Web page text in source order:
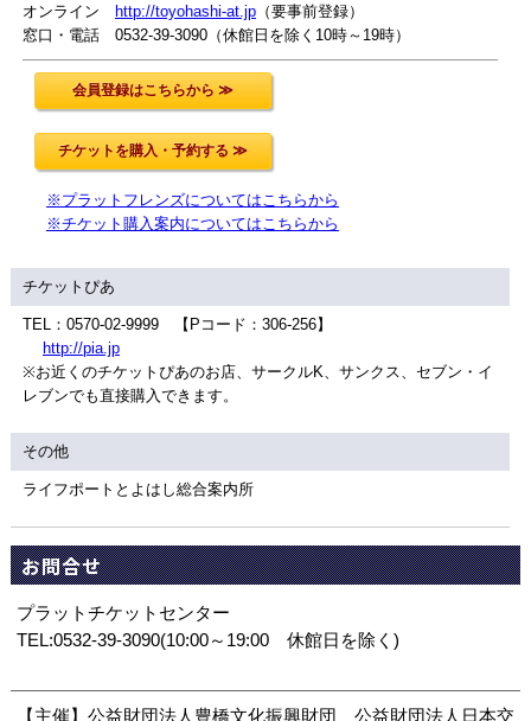
オンライン http://toyohashi-at.jp（要事前登録）
窓口・電話 0532-39-3090（休館日を除く10時～19時）
※プラットフレンズについてはこちらから
※チケット購入案内についてはこちらから
チケットぴあ
TEL：0570-02-9999 【Pコード：306-256】
http://pia.jp
※お近くのチケットぴあのお店、サークルK、サンクス、セブン・イ
レブンでも直接購入できます。
その他
ライフポートとよはし総合案内所
お問合せ
プラットチケットセンター
TEL:0532-39-3090(10:00～19:00 休館日を除く)
【主催】公益財団法人豊橋文化振興財団 公益財団法人日本交